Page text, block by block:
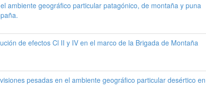
ambiente geográfico particular patagónico, de montaña y puna
de efectos Cl II y IV en el marco de la Brigada de Montaña
pesadas en el ambiente geográfico particular desértico en